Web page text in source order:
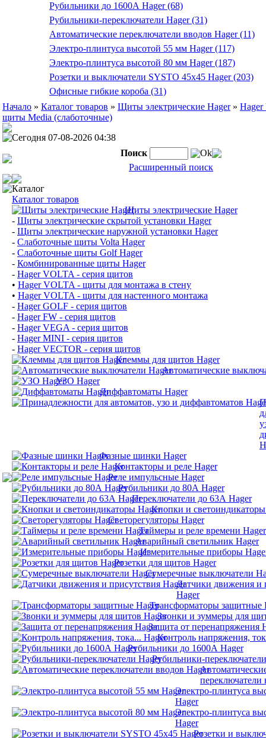
Рубильники до 1600А Hager (68)
Рубильники-переключатели Hager (31)
Автоматические переключатели вводов Hager (11)
Электро-плинтуса высотой 55 мм Hager (117)
Электро-плинтуса высотой 80 мм Hager (187)
Розетки и выключатели SYSTO 45х45 Hager (203)
Офисные гибкие короба (31)
Начало » Каталог товаров » Щиты электрические Hager»
щиты Media (слаботочные)
Сегодня 07-08-2026 04:38
Поиск
Ok
Расширенный поиск
Каталог
Каталог товаров
Щиты электрические Hager
- Щиты электрические скрытой установки Hager
- Щиты электрические наружной установки Hager
- Слаботочные щиты Volta Hager
- Слаботочные щиты Golf Hager
- Комбинированные щиты Hager
- Hager VOLTA - серия щитов
• Hager VOLTA - щиты для монтажа в стену
• Hager VOLTA - щиты для настенного монтажа
- Hager GOLF - серия щитов
- Hager FW - серия щитов
- Hager VEGA - серия щитов
- Hager MINI - серия щитов
- Hager VECTOR - серия щитов
Клеммы для щитов Hager
Автоматические
УЗО Hager
Диффавтоматы Hager
Фазные шинки Hager
Контакторы и реле Hager
Реле импульсные Hager
Рубильники до 80А Hager
Переключатели до 63А Hager
Кнопки и
Светорегуляторы Hager
Таймеры и реле времени Hager
Аварийный светильник Hager
Измерительные приборы
Розетки для щитов Hager
Сумеречные выключатели
Датчики движения и
Hager
Трансформаторы защитные
Звонки и зуммеры для
Защита от перенапряжения
Контроль напряжения,
Рубильники до 1600А Hager
Рубильники-
переключатели
Электро-плинтуса
Hager
Электро-плинтуса
Hager
Розетки и